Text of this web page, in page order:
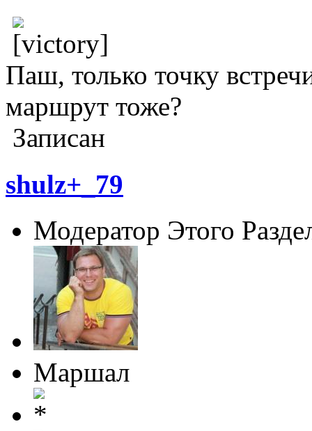
Паш, только точку
маршрут тоже?
Записан
shulz+_79
Модератор Этого
Маршал